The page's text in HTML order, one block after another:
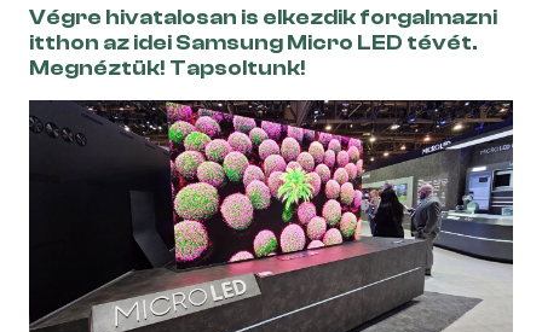
Végre hivatalosan is elkezdik forgalmazni
itthon az idei Samsung Micro LED tévét.
Megnéztük! Tapsoltunk!